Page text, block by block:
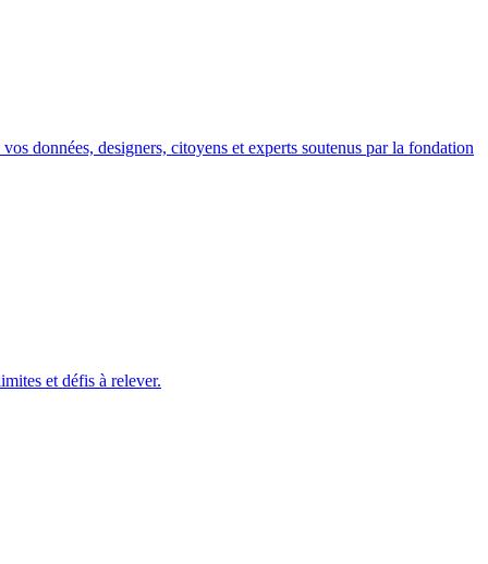
données, designers, citoyens et experts soutenus par la fondation
et défis à relever.